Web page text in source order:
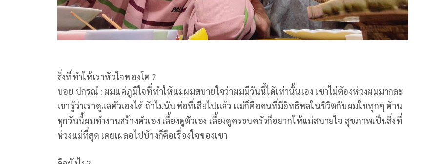
สิ่งที่ทำให้เราหัวใจพองโต ?
บอย ปกรณ์ : ผมแค่ภูมิใจที่ทำให้แม่ผมสบายใจว่าผมมีวันนี้ได้เท่านั้นเอง เขาไม่ต้องห่วงผมมากละ
เขารู้ว่าเราดูแลตัวเองได้ ถ้าไม่นับพ่อที่เสียไปแล้ว แม่ก็คือคนที่มีอิทธิพลในชีวิตกับผมในทุกๆ ด้าน
ทุกวันนี้ผมทำงานสร้างตัวเอง เลี้ยงดูตัวเอง เลี้ยงดูครอบครัวก็อยากให้แม่สบายใจ สุขภาพเป็นสิ่งที่
ห่วงแม่ที่สุด เคยเผลอไปบ้างก็คือเรื่องใจของเขา